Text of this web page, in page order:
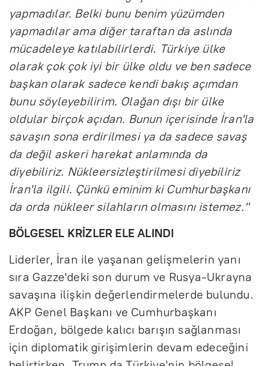
yapmadılar. Belki bunu benim yüzümden
yapmadılar ama diğer taraftan da aslında
mücadeleye katılabilirlerdi. Türkiye ülke
olarak çok çok iyi bir ülke oldu ve ben sadece
başkan olarak sadece kendi bakış açımdan
bunu söyleyebilirim. Olağan dışı bir ülke
oldular birçok açıdan. Bunun içerisinde İran'la
savaşın sona erdirilmesi ya da sadece savaş
da değil askeri harekat anlamında da
diyebiliriz. Nükleersizleştirilmesi diyebiliriz
İran'la ilgili. Çünkü eminim ki Cumhurbaşkanı
da orda nükleer silahların olmasını istemez."
BÖLGESEL KRİZLER ELE ALINDI
Liderler, İran ile yaşanan gelişmelerin yanı
sıra Gazze'deki son durum ve Rusya-Ukrayna
savaşına ilişkin değerlendirmelerde bulundu.
AKP Genel Başkanı ve Cumhurbaşkanı
Erdoğan, bölgede kalıcı barışın sağlanması
için diplomatik girişimlerin devam edeceğini